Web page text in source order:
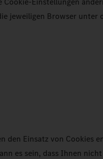
jeweiligen Browser unter
den Einsatz von Cookies
es sein, dass Ihnen